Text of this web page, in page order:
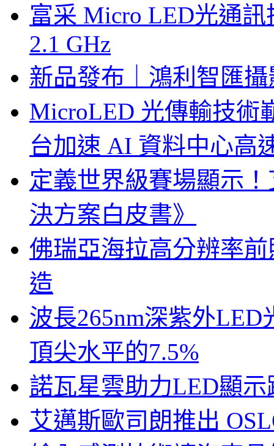
富采 Micro LED光通
2.1 GHz
新品發布｜鴻利智匯
MicroLED 光傳輸技術
台加速 AI 資料中心高
定義世界級賽場顯示
決方案白皮書》
佛瑞亞海拉高分辨率
造
波長265nm深紫外
頂尖水平的7.5%
諾瓦星雲助力LED顯
艾邁斯歐司朗推出